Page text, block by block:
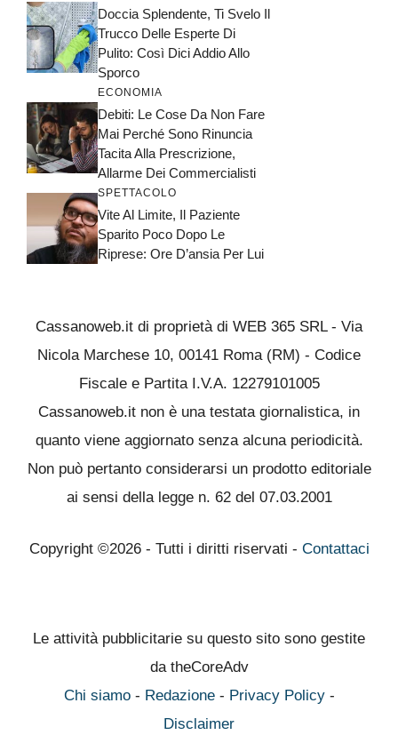
Doccia Splendente, Ti Svelo Il
Trucco Delle Esperte Di
Pulito: Così Dici Addio Allo
Sporco
ECONOMIA
Debiti: Le Cose Da Non Fare
Mai Perché Sono Rinuncia
Tacita Alla Prescrizione,
Allarme Dei Commercialisti
SPETTACOLO
Vite Al Limite, Il Paziente
Sparito Poco Dopo Le
Riprese: Ore D’ansia Per Lui
Cassanoweb.it di proprietà di WEB 365 SRL - Via
Nicola Marchese 10, 00141 Roma (RM) - Codice
Fiscale e Partita I.V.A. 12279101005
Cassanoweb.it non è una testata giornalistica, in
quanto viene aggiornato senza alcuna periodicità.
Non può pertanto considerarsi un prodotto editoriale
ai sensi della legge n. 62 del 07.03.2001
Copyright ©2026 - Tutti i diritti riservati - Contattaci
Le attività pubblicitarie su questo sito sono gestite
da theCoreAdv
Chi siamo- Redazione- Privacy Policy-
Disclaimer